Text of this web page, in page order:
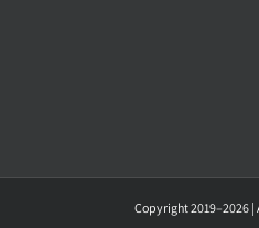
Copyright 2019–2026 |